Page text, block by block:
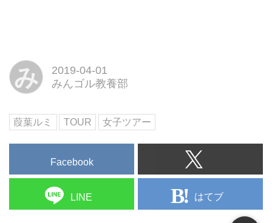
み
2019-04-01
みんゴル教養部
葭葉ルミ TOUR 女子ツアー
Facebook
LINE はてブ